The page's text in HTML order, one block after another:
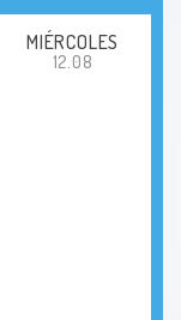
MIÉRCOLES
12.08